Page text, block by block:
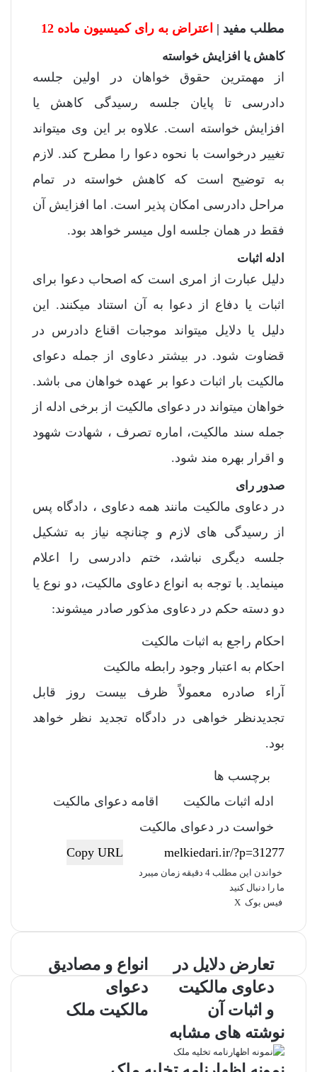
مطلب مفید | اعتراض به رای کمیسیون ماده 12
کاهش یا افزایش خواسته
از مهمترین حقوق خواهان در اولین جلسه
دادرسی تا پایان جلسه رسیدگی کاهش یا
افزایش خواسته است. علاوه بر این وی میتواند
تغییر درخواست با نحوه دعوا را مطرح کند. لازم
به توضیح است که کاهش خواسته در تمام
مراحل دادرسی امکان پذیر است. اما افزایش آن
فقط در همان جلسه اول میسر خواهد بود.
ادله اثبات
دلیل عبارت از امری است که اصحاب دعوا برای
اثبات یا دفاع از دعوا به آن استناد میکنند. این
دلیل یا دلایل میتواند موجبات اقناع دادرس در
قضاوت شود. در بیشتر دعاوی از جمله دعوای
مالکیت بار اثبات دعوا بر عهده خواهان می باشد.
خواهان میتواند در دعوای مالکیت از برخی ادله از
جمله سند مالکیت، اماره تصرف ، شهادت شهود
و اقرار بهره مند شود.
صدور رای
در دعاوی مالکیت مانند همه دعاوی ، دادگاه پس
از رسیدگی های لازم و چنانچه نیاز به تشکیل
جلسه دیگری نباشد، ختم دادرسی را اعلام
مینماید. با توجه به انواع دعاوی مالکیت، دو نوع یا
دو دسته حکم در دعاوی مذکور صادر میشوند:
احکام راجع به اثبات مالکیت
احکام به اعتبار وجود رابطه مالکیت
آراء صادره معمولاً ظرف بیست روز قابل
تجدیدنظر خواهی در دادگاه تجدید نظر خواهد
بود.
برچسب ها
ادله اثبات مالکیت
اقامه دعوای مالکیت
خواست در دعوای مالکیت
Copy URL
خواندن این مطلب 4 دقیقه زمان میبرد
ما را دنبال کنید
فیس بوک X
ن
ی
ن
ا
ل
ر
ی
ت
ر
س
ت
د
ی
ت
K
n
t
a
k
e
ت
ا
ک
گ
ذ
ر
ی
ا
پ
ن
و
انواع و مصادیق
دعوای
مالکیت ملک
ت
ع
ا
ض
د
ل
تعارض دلایل در
دعاوی مالکیت
و اثبات آن
نوشته های مشابه